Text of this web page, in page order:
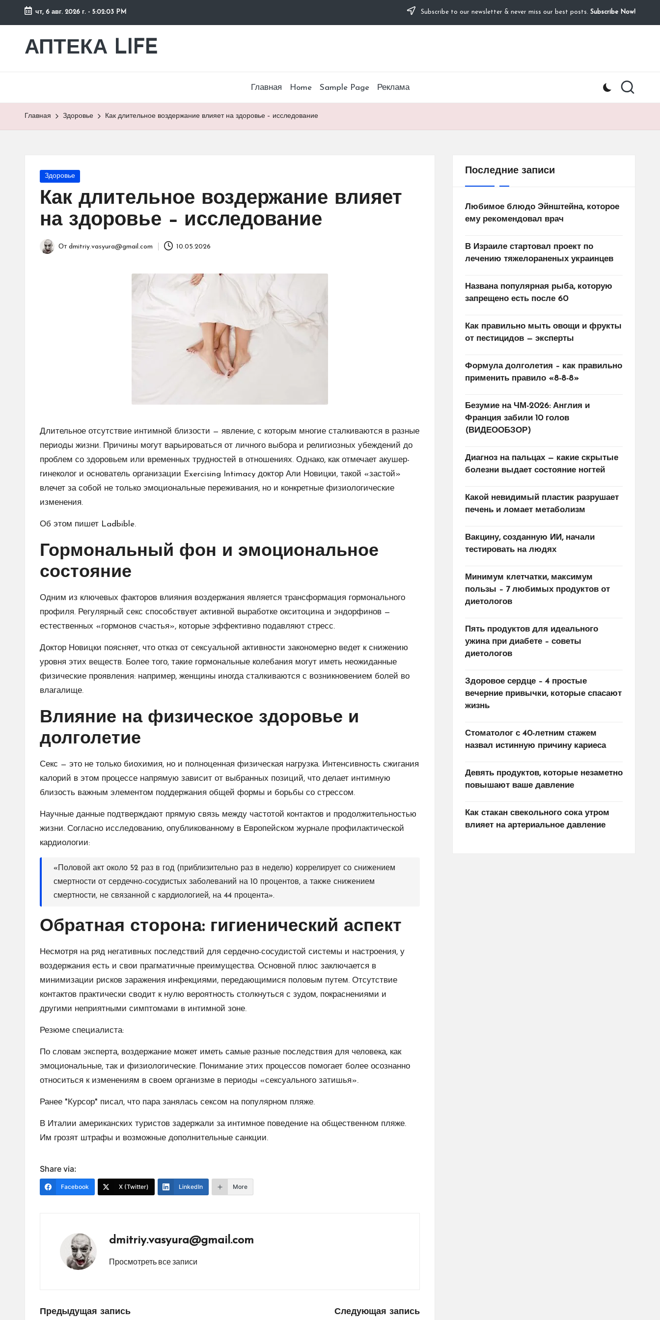
Перейти
содержимому
чт, 6 авг. 2026 г. - 5:02:04 PM Subscribe to our newsletter & never miss our best posts. Subscribe Now!
АПТЕКА LIFE
сайт
Главная Home Sample Page Реклама
Главная Здоровье Как длительное воздержание влияет на здоровье – исследование
Опубликовано
Здоровье
Как длительное воздержание влияет
на здоровье – исследование
Запись
От dmitriy.vasyura@gmail.com 10.05.2026
Длительное отсутствие интимной близости — явление, с которым многие сталкиваются в разные
периоды жизни. Причины могут варьироваться от личного выбора и религиозных убеждений до
проблем со здоровьем или временных трудностей в отношениях. Однако, как отмечает акушер-
гинеколог и основатель организации Exercising Intimacy доктор Али Новицки, такой «застой»
влечет за собой не только эмоциональные переживания, но и конкретные физиологические
изменения.
Об этом пишет Ladbible.
​Гормональный фон и эмоциональное
состояние
​Одним из ключевых факторов влияния воздержания является трансформация гормонального
профиля. Регулярный секс способствует активной выработке окситоцина и эндорфинов —
естественных «гормонов счастья», которые эффективно подавляют стресс.
​Доктор Новицки поясняет, что отказ от сексуальной активности закономерно ведет к снижению
уровня этих веществ. Более того, такие гормональные колебания могут иметь неожиданные
физические проявления: например, женщины иногда сталкиваются с возникновением болей во
влагалище.
​Влияние на физическое здоровье и
долголетие
​Секс — это не только биохимия, но и полноценная физическая нагрузка. Интенсивность сжигания
калорий в этом процессе напрямую зависит от выбранных позиций, что делает интимную
близость важным элементом поддержания общей формы и борьбы со стрессом.
​Научные данные подтверждают прямую связь между частотой контактов и продолжительностью
жизни. Согласно исследованию, опубликованному в Европейском журнале профилактической
кардиологии:
​«Половой акт около 52 раз в год (приблизительно раз в неделю) коррелирует со снижением
смертности от сердечно-сосудистых заболеваний на 10 процентов, а также снижением
смертности, не связанной с кардиологией, на 44 процента».
​Обратная сторона: гигиенический аспект
​Несмотря на ряд негативных последствий для сердечно-сосудистой системы и настроения, у
воздержания есть и свои прагматичные преимущества. Основной плюс заключается в
минимизации рисков заражения инфекциями, передающимися половым путем. Отсутствие
контактов практически сводит к нулю вероятность столкнуться с зудом, покраснениями и
другими неприятными симптомами в интимной зоне.
​Резюме специалиста:
По словам эксперта, воздержание может иметь самые разные последствия для человека, как
эмоциональные, так и физиологические. Понимание этих процессов помогает более осознанно
относиться к изменениям в своем организме в периоды «сексуального затишья».
Ранее "Курсор" писал, что пара занялась сексом на популярном пляже.
В Италии американских туристов задержали за интимное поведение на общественном пляже.
Им грозят штрафы и возможные дополнительные санкции.
Share via:
Facebook X (Twitter) LinkedIn More
dmitriy.vasyura@gmail.com
Просмотреть все записи
Навигация
Предыдущая запись Следующая запись
Последние записи
Любимое блюдо Эйнштейна, которое
ему рекомендовал врач
В Израиле стартовал проект по
лечению тяжелораненых украинцев
Названа популярная рыба, которую
запрещено есть после 60
Как правильно мыть овощи и фрукты
от пестицидов — эксперты
Формула долголетия – как правильно
применить правило «8-8-8»
Безумие на ЧМ-2026: Англия и
Франция забили 10 голов
(ВИДЕООБЗОР)
Диагноз на пальцах — какие скрытые
болезни выдает состояние ногтей
Какой невидимый пластик разрушает
печень и ломает метаболизм
Вакцину, созданную ИИ, начали
тестировать на людях
Минимум клетчатки, максимум
пользы – 7 любимых продуктов от
диетологов
Пять продуктов для идеального
ужина при диабете – советы
диетологов
Здоровое сердце – 4 простые
вечерние привычки, которые спасают
жизнь
Стоматолог с 40-летним стажем
назвал истинную причину кариеса
Девять продуктов, которые незаметно
повышают ваше давление
Как стакан свекольного сока утром
влияет на артериальное давление